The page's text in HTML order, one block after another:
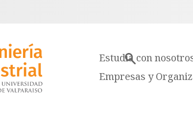
Estudia con
Empresas y